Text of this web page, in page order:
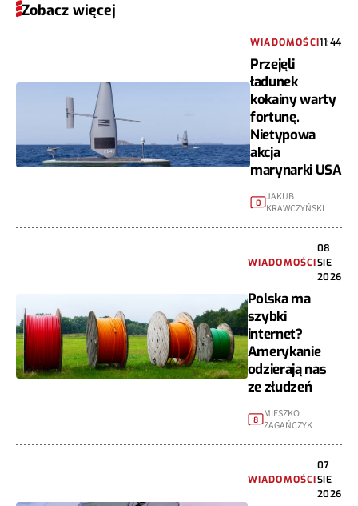
Zobacz więcej
WIADOMOŚCI11:44
Przejęli
ładunek
kokainy warty
fortunę.
Nietypowa
akcja
marynarki USA
0 JAKUB
KRAWCZYŃSKI
WIADOMOŚCI
08
SIE
2026
Polska ma
szybki
internet?
Amerykanie
odzierają nas
ze złudzeń
8 MIESZKO
ZAGAŃCZYK
WIADOMOŚCI
07
SIE
2026